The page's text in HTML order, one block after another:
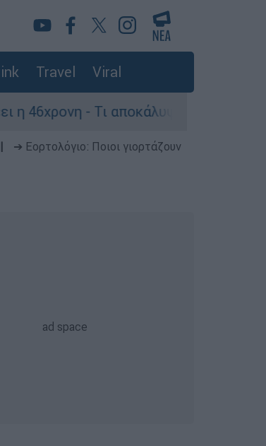
Travel Viral
αποκάλυψε στους αστυνομικούς
➔ Εορτολόγιο: Ποιοι γιορτάζουν